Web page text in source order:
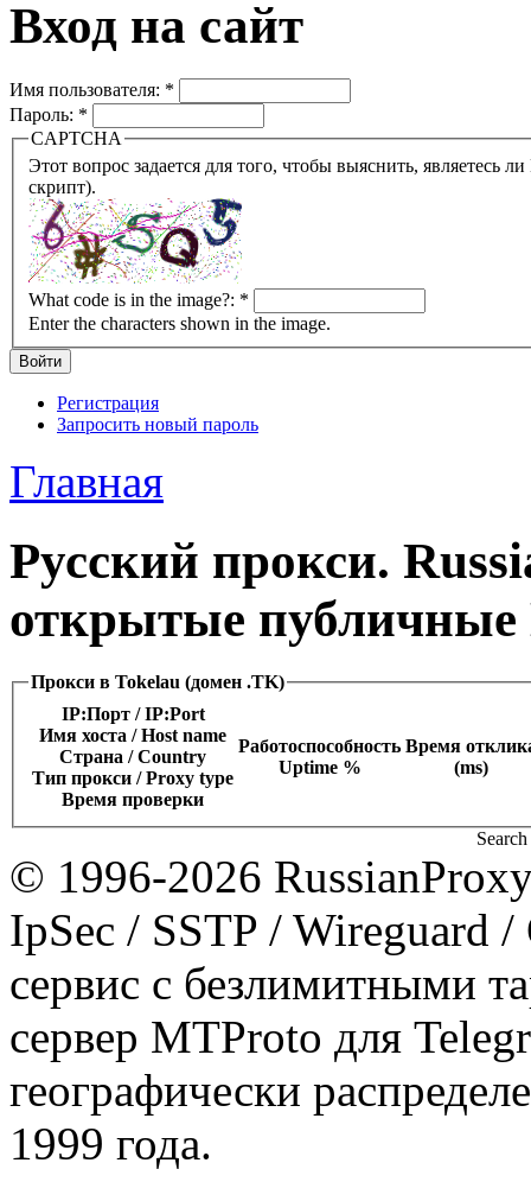
Вход на сайт
Имя пользователя: *
Пароль: *
CAPTCHA
Этот вопрос задается для того, чтобы выяснить, являетесь ли Вы человеком или представляете из себя робота
скрипт).
What code is in the image?: *
Enter the characters shown in the image.
Регистрация
Запросить новый пароль
Главная
Русский прокси.
открытые публичные
Прокси в Tokelau (домен .TK)
IP:Порт / IP:Port
Имя хоста / Host name
Страна / Сountry
Тип прокси / Proxy type
Время проверки
Работоспособность
Uptime %
Время
(ms)
© 1996-2026
IpSec / SSTP / Wireguard
сервис с безлимитными
сервер MTProto для
географически
1999 года.